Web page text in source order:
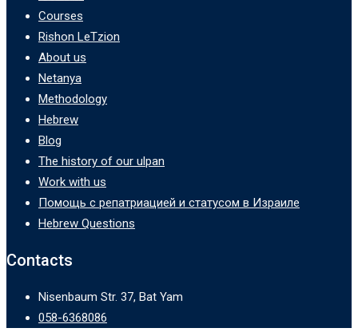
Courses
Rishon LeTzion
About us
Netanya
Methodology
Hebrew
Blog
The history of our ulpan
Work with us
Помощь с репатриацией и статусом в Израиле
Hebrew Questions
Contacts
Nisenbaum Str. 37, Bat Yam
058-6368086